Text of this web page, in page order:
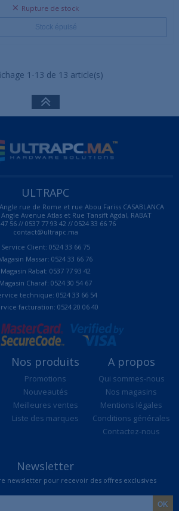
Rupture de stock
Stock épuisé
1-13 de 13 article(s)
ULTRAPC
rue de Rome et rue Abou Fariss CASABLANCA
Angle Avenue Atlas et Rue Tansift Agdal, RABAT
56 // 0537 77 93 42 // 0524 33 66 76
contact@ultrapc.ma
Service Client: 0524 33 66 75
Massar: 0524 33 66 76
Magasin Rabat: 0537 77 93 42
Magasin Charaf: 0524 30 54 67
technique: 0524 33 66 54
facturation: 0524 20 06 40
Nos produits
Promotions
Nouveautés
Meilleures ventes
Liste des marques
A propos
Qui sommes-nous
Nos magasins
Mentions légales
Conditions générales
Contactez-nous
Newsletter
newsletter pour recevoir des offres exclusives